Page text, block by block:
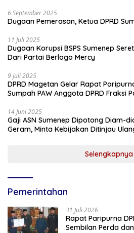
6 September 2025
Dugaan Pemerasan, Ketua DPRD
11 Juli 2025
Dugaan Korupsi BSPS Sumenep
Dari Partai Berlogo Mercy
9 Juli 2025
DPRD Magetan Gelar Rapat
Sumpah PAW Anggota DPRD Fraksi
14 Juni 2025
Gaji ASN Sumenep Dipotong Diam-
Geram, Minta Kebijakan Ditinjau
Selengkapnya
Pemerintahan
31 Juli 2026
Rapat Paripurna
Sembilan Perda